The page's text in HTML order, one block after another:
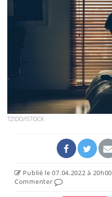
TZIDO/ISTOCK
Publié le 07.04.2022 à 20h00
Commenter